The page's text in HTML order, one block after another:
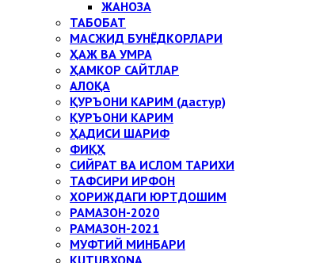
ЖАНОЗА
ТАБОБАТ
МАСЖИД БУНЁДКОРЛАРИ
ҲАЖ ВА УМРА
ҲАМКОР САЙТЛАР
АЛОҚА
ҚУРЪОНИ КАРИМ (дастур)
ҚУРЪОНИ КАРИМ
ҲАДИСИ ШАРИФ
ФИҚҲ
СИЙРАТ ВА ИСЛОМ ТАРИХИ
ТАФСИРИ ИРФОН
ХОРИЖДАГИ ЮРТДОШИМ
РАМАЗОН-2020
РАМАЗОН-2021
МУФТИЙ МИНБАРИ
KUTUBXONA